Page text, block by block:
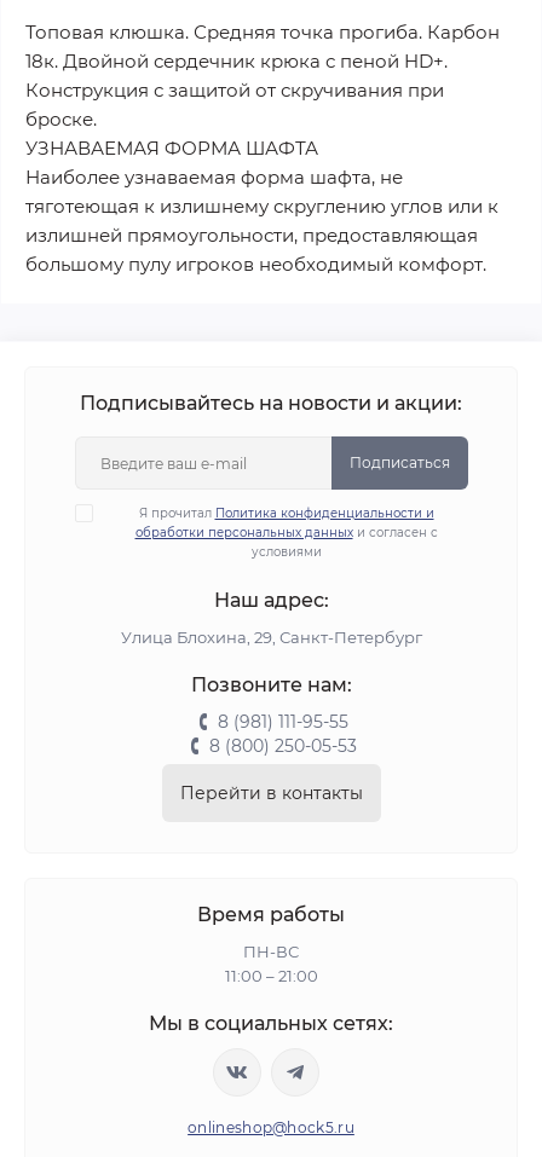
Топовая клюшка. Средняя точка прогиба. Карбон
18к. Двойной сердечник крюка с пеной HD+.
Конструкция с защитой от скручивания при
броске.
УЗНАВАЕМАЯ ФОРМА ШАФТА
Наиболее узнаваемая форма шафта, не
тяготеющая к излишнему скруглению углов или к
излишней прямоугольности, предоставляющая
большому пулу игроков необходимый комфорт.
Подписывайтесь на новости и акции:
Подписаться
Я прочитал Политика конфиденциальности и
обработки персональных данныхи согласен с
условиями
Наш адрес:
Улица Блохина, 29, Санкт-Петербург
Позвоните нам:
8 (981) 111-95-55
8 (800) 250-05-53
Перейти в контакты
Время работы
ПН-ВС
11:00 – 21:00
Мы в социальных сетях:
onlineshop@hock5.ru